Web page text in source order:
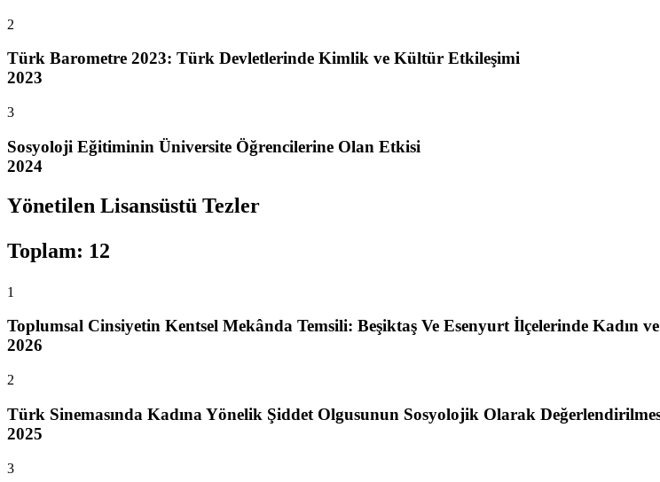
2
Türk Barometre 2023: Türk Devletlerinde Kimlik ve Kültür Etkileşimi
2023
3
Sosyoloji Eğitiminin Üniversite Öğrencilerine Olan Etkisi
2024
Yönetilen Lisansüstü Tezler
Toplam: 12
1
Toplumsal Cinsiyetin Kentsel Mekânda Temsili: Beşiktaş Ve Esenyurt İlçelerinde Kadın
2026
2
Türk Sinemasında Kadına Yönelik Şiddet Olgusunun Sosyolojik Olarak
2025
3